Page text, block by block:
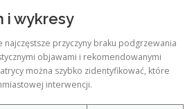
i wykresy
przyczyny braku podgrzewania
objawami i rekomendowanymi
można szybko zidentyfikować, które
interwencji.